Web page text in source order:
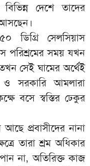
দেশে তাদের
ডিগ্রি সেলসিয়াস
পরিশ্রমের সময় যখন
সেই ঘামের অর্থেই
ও সরকারি আমলারা
বসে স্বস্তির ঢেকুর
প্রবাসীদের নানা
তারা শ্রম অধিকার
না, অতিরিক্ত কাজ